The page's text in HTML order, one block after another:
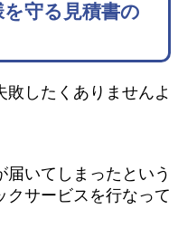
守る見積書の
敗したくありませんよ
届いてしまったという
クサービスを行なって